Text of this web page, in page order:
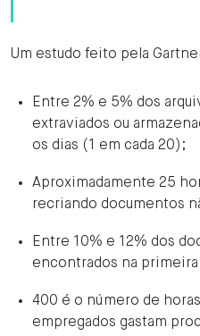
Um estudo feito pela
Entre 2% e 5% dos
extraviados ou
os dias (1 em cada 20);
Aproximadamente 25
recriando documentos
Entre 10% e 12% dos
encontrados na
400 é o número de
empregados gastam